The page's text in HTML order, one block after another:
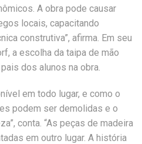
A obra pode causar
locais, capacitando
construtiva”, afirma. Em seu
a escolha da taipa de mão
dos alunos na obra.
em todo lugar, e como o
podem ser demolidas e o
conta. “As peças de madeira
em outro lugar. A história